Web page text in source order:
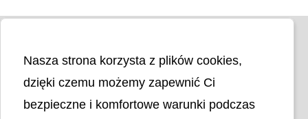
Nasza strona korzysta z plików cookies,
dzięki czemu możemy zapewnić Ci
bezpieczne i komfortowe warunki podczas